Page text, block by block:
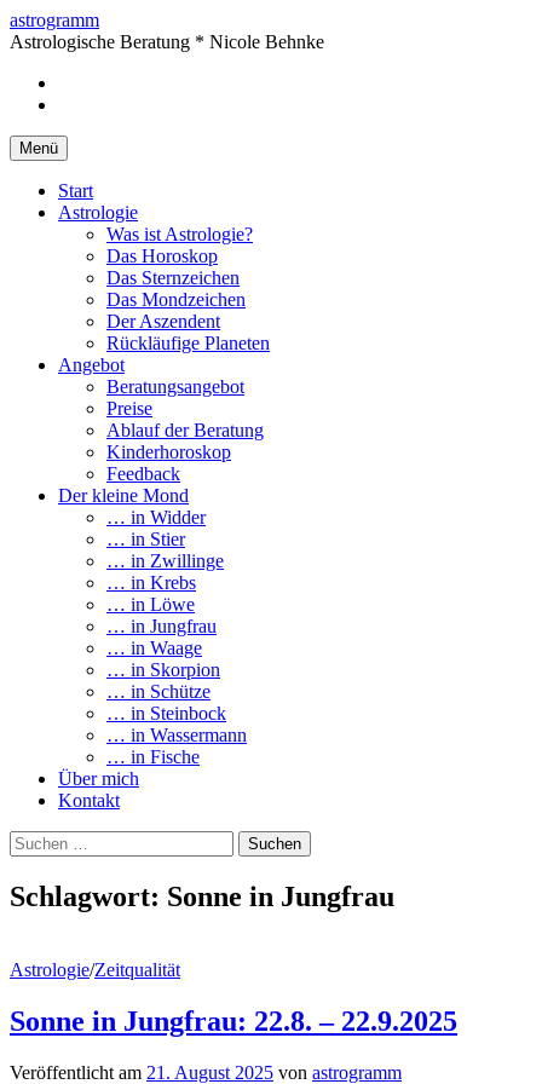
Springe
zum
astrogramm
Astrologische Beratung * Nicole Behnke
Menü
Start
Astrologie
Was ist Astrologie?
Das Horoskop
Das Sternzeichen
Das Mondzeichen
Der Aszendent
Rückläufige Planeten
Angebot
Beratungsangebot
Preise
Ablauf der Beratung
Kinderhoroskop
Feedback
Der kleine Mond
… in Widder
… in Stier
… in Zwillinge
… in Krebs
… in Löwe
… in Jungfrau
… in Waage
… in Skorpion
… in Schütze
… in Steinbock
… in Wassermann
… in Fische
Über mich
Kontakt
Suchen
nach:
Schlagwort: Sonne in Jungfrau
Astrologie/Zeitqualität
Sonne in Jungfrau: 22.8. – 22.9.2025
Veröffentlicht am 21. August 2025 von astrogramm